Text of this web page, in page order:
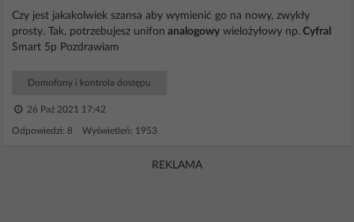
Czy jest jakakolwiek szansa aby wymienić go na nowy, zwykły
prosty. Tak, potrzebujesz unifon analogowy wielożyłowy np. Cyfral
Smart 5p Pozdrawiam
Domofony i kontrola dostępu
26 Paź 2021 17:42
Odpowiedzi: 8 Wyświetleń: 1953
REKLAMA